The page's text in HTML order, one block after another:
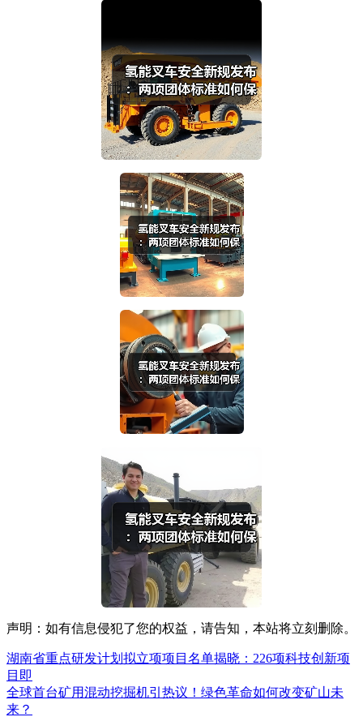
声明：如有信息侵犯了您的权益，请告知，本站将立刻删除。
湖南省重点研发计划拟立项项目名单揭晓：226项科技创新项
目即
全球首台矿用混动挖掘机引热议！绿色革命如何改变矿山未
来？